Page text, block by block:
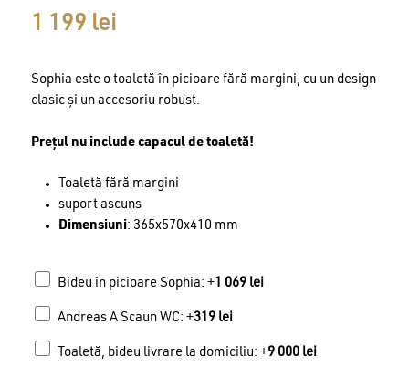
1 199 lei
Sophia este o toaletă în picioare fără margini, cu un design
clasic și un accesoriu robust.
Prețul nu include capacul de toaletă!
Toaletă fără margini
suport ascuns
Dimensiuni: 365x570x410 mm
Bideu în picioare Sophia: +1 069 lei
Andreas A Scaun WC: +319 lei
Toaletă, bideu livrare la domiciliu: +9 000 lei